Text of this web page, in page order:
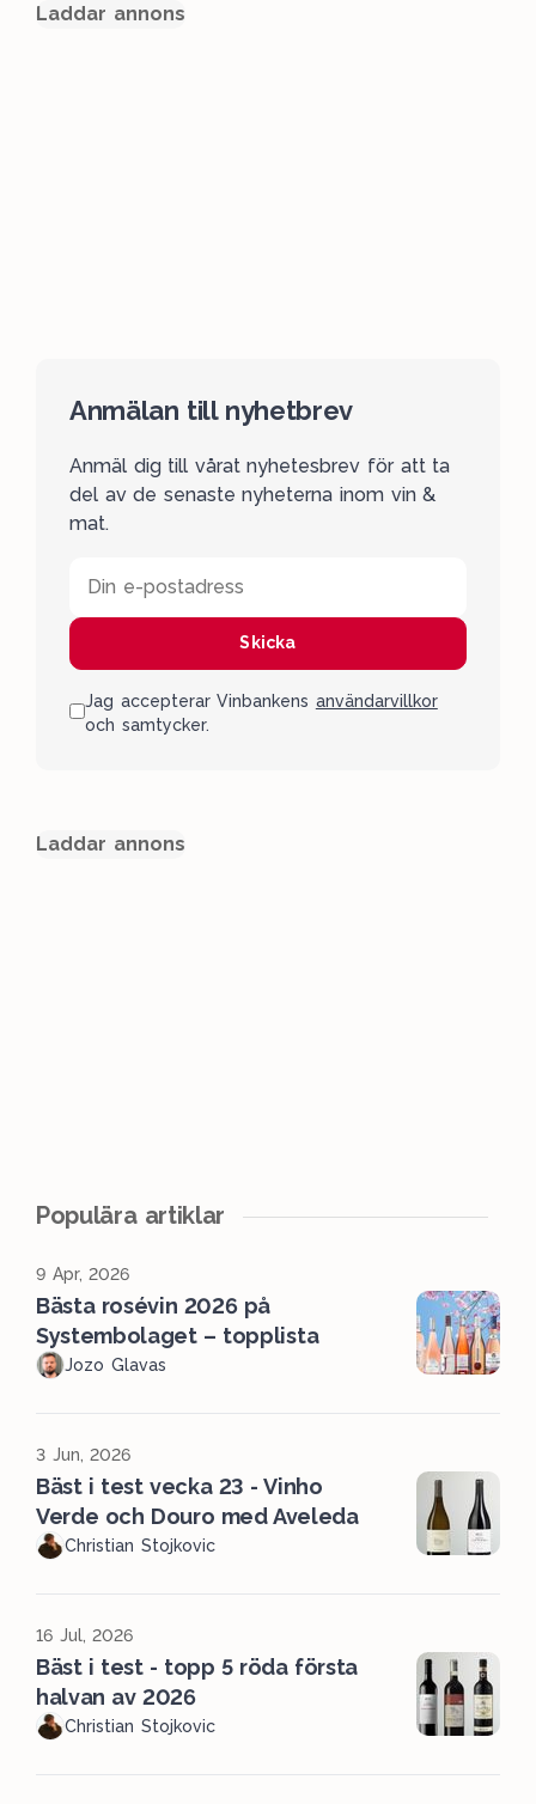
Laddar annons
Anmälan till nyhetbrev
Anmäl dig till vårat nyhetesbrev för att ta
del av de senaste nyheterna inom vin &
mat.
Din e-postadress
Skicka
Jag accepterar Vinbankens användarvillkor
och samtycker.
Laddar annons
Populära artiklar
9 Apr, 2026
Bästa rosévin 2026 på
Systembolaget – topplista
Jozo Glavas
3 Jun, 2026
Bäst i test vecka 23 - Vinho
Verde och Douro med Aveleda
Christian Stojkovic
16 Jul, 2026
Bäst i test - topp 5 röda första
halvan av 2026
Christian Stojkovic